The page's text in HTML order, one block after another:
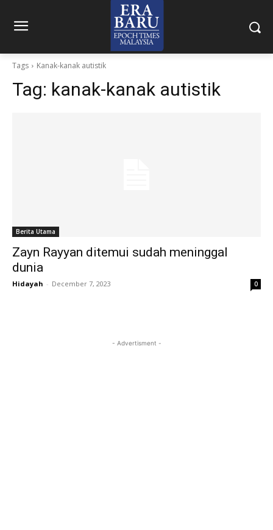
Tags Kanak-kanak autistik
Tag: kanak-kanak autistik
Berita Utama
Zayn Rayyan ditemui sudah meninggal
dunia
Hidayah - December 7, 2023 0
- Advertisment -